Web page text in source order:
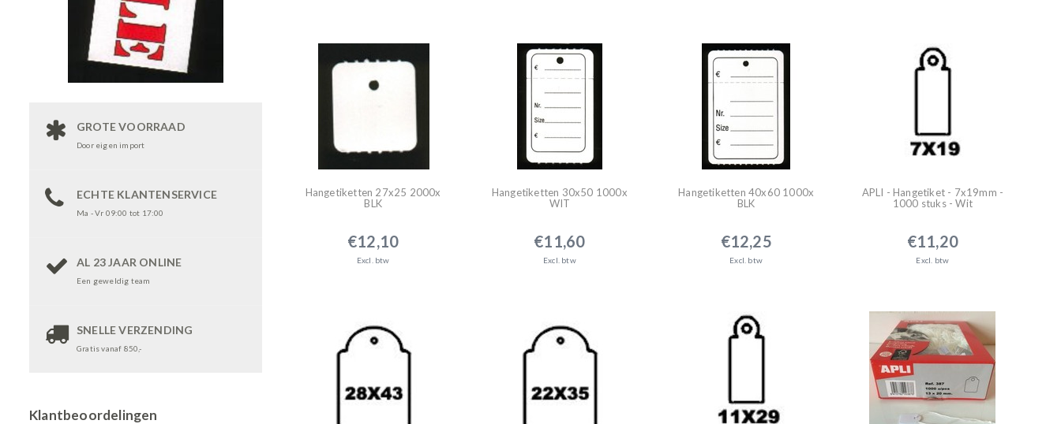
GROTE VOORRAAD
Door eigen import
ECHTE KLANTENSERVICE
Ma - Vr 09:00 tot 17:00
AL 23 JAAR ONLINE
Een geweldig team
SNELLE VERZENDING
Gratis vanaf 850,-
Klantbeoordelingen
Hangetiketten 27x25 2000x
BLK
€12,10
Excl. btw
Hangetiketten 30x50 1000x
WIT
€11,60
Excl. btw
Hangetiketten 40x60 1000x
BLK
€12,25
Excl. btw
APLI - Hangetiket - 7x19mm -
1000 stuks - Wit
€11,20
Excl. btw